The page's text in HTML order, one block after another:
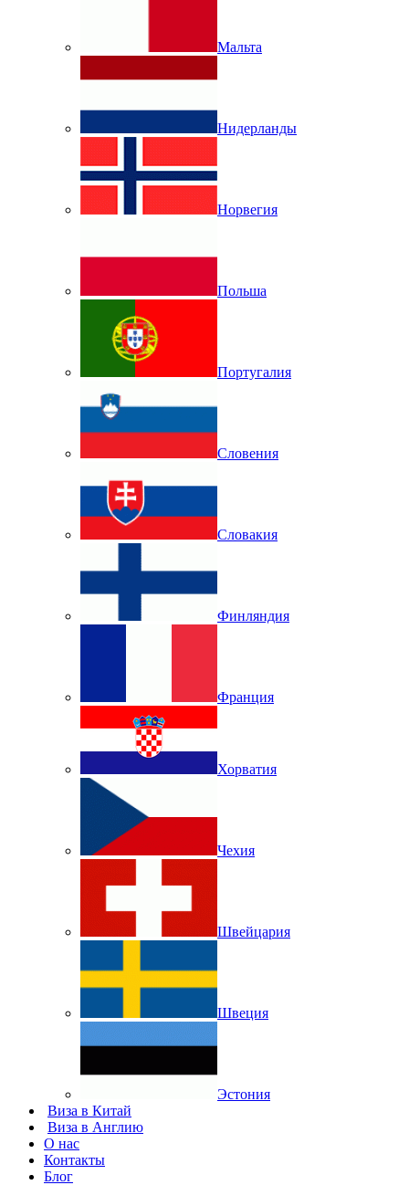
Мальта
Нидерланды
Норвегия
Польша
Португалия
Словения
Словакия
Финляндия
Франция
Хорватия
Чехия
Швейцария
Швеция
Эстония
Виза в Китай
Виза в Англию
О нас
Контакты
Блог